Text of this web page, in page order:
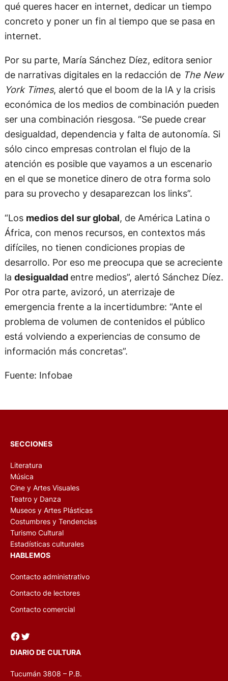
qué queres hacer en internet, dedicar un tiempo
concreto y poner un fin al tiempo que se pasa en
internet.
Por su parte, María Sánchez Díez, editora senior
de narrativas digitales en la redacción de The New
York Times, alertó que el boom de la IA y la crisis
económica de los medios de combinación pueden
ser una combinación riesgosa. “Se puede crear
desigualdad, dependencia y falta de autonomía. Si
sólo cinco empresas controlan el flujo de la
atención es posible que vayamos a un escenario
en el que se monetice dinero de otra forma solo
para su provecho y desaparezcan los links”.
“Los medios del sur global, de América Latina o
África, con menos recursos, en contextos más
difíciles, no tienen condiciones propias de
desarrollo. Por eso me preocupa que se acreciente
la desigualdad entre medios”, alertó Sánchez Díez.
Por otra parte, avizoró, un aterrizaje de
emergencia frente a la incertidumbre: “Ante el
problema de volumen de contenidos el público
está volviendo a experiencias de consumo de
información más concretas”.
Fuente: Infobae
SECCIONES
Literatura
Música
Cine y Artes Visuales
Teatro y Danza
Museos y Artes Plásticas
Costumbres y Tendencias
Turismo Cultural
Estadísticas culturales
HABLEMOS
Contacto administrativo
Contacto de lectores
Contacto comercial
Facebook Twitter
DIARIO DE CULTURA
Tucumán 3808 – P.B.